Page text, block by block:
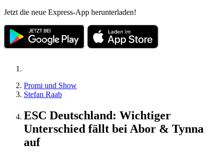
Jetzt die neue Express-App herunterladen!
Promi und Show
Stefan Raab
ESC Deutschland: Wichtiger
Unterschied fällt bei Abor & Tynna
auf